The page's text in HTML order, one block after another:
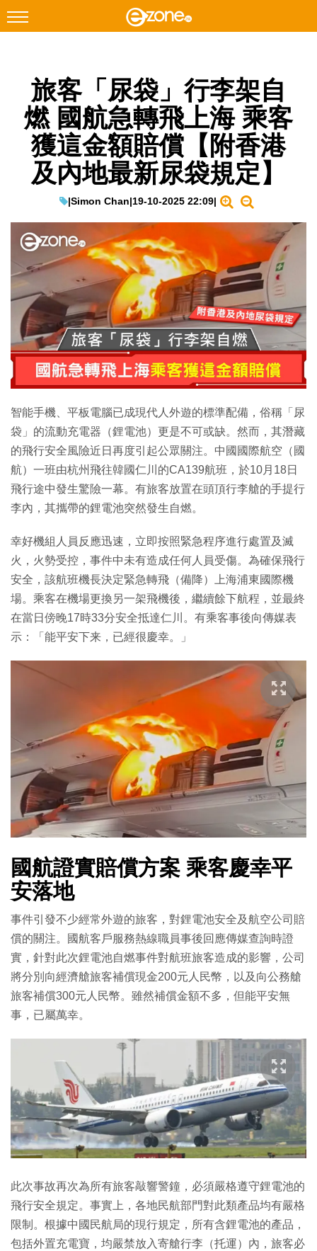
Facebook Instagram
科技焦點
網絡生活
遊戲動漫
EduTech
IT Times
生成式AI與雲端應用
Enterprise Digital Transformation
特集
旅客「尿袋」行李架自
燃 國航急轉飛上海 乘客
獲這金額賠償【附香港
及內地最新尿袋規定】
|Simon Chan|19-10-2025 22:09|
智能手機、平板電腦已成現代人外遊的標準配備，俗稱「尿
袋」的流動充電器（鋰電池）更是不可或缺。然而，其潛藏
的飛行安全風險近日再度引起公眾關注。中國國際航空（國
航）一班由杭州飛往韓國仁川的CA139航班，於10月18日
飛行途中發生驚險一幕。有旅客放置在頭頂行李艙的手提行
李內，其攜帶的鋰電池突然發生自燃。
幸好機組人員反應迅速，立即按照緊急程序進行處置及滅
火，火勢受控，事件中未有造成任何人員受傷。為確保飛行
安全，該航班機長決定緊急轉飛（備降）上海浦東國際機
場。乘客在機場更換另一架飛機後，繼續餘下航程，並最終
在當日傍晚17時33分安全抵達仁川。有乘客事後向傳媒表
示：「能平安下来，已經很慶幸。」
國航證實賠償方案 乘客慶幸平
安落地
事件引發不少經常外遊的旅客，對鋰電池安全及航空公司賠
償的關注。國航客戶服務熱線職員事後回應傳媒查詢時證
實，針對此次鋰電池自燃事件對航班旅客造成的影響，公司
將分別向經濟艙旅客補償現金200元人民幣，以及向公務艙
旅客補償300元人民幣。雖然補償金額不多，但能平安無
事，已屬萬幸。
此次事故再次為所有旅客敲響警鐘，必須嚴格遵守鋰電池的
飛行安全規定。事實上，各地民航部門對此類產品均有嚴格
限制。根據中國民航局的現行規定，所有含鋰電池的產品，
包括外置充電寶，均嚴禁放入寄艙行李（托運）內，旅客必